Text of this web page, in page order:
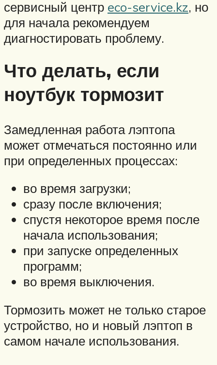
сервисный центр eco-service.kz, но
для начала рекомендуем
диагностировать проблему.
Что делать, если
ноутбук тормозит
Замедленная работа лэптопа
может отмечаться постоянно или
при определенных процессах:
во время загрузки;
сразу после включения;
спустя некоторое время после
начала использования;
при запуске определенных
программ;
во время выключения.
Тормозить может не только старое
устройство, но и новый лэптоп в
самом начале использования.